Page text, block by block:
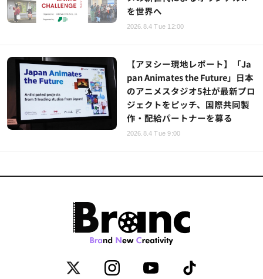
を世界へ
2026.8.4 Tue 12:00
【アヌシー現地レポート】「Ja
pan Animates the Future」日本
のアニメスタジオ5社が最新プロ
ジェクトをピッチ、国際共同製
作・配給パートナーを募る
2026.8.4 Tue 9:00